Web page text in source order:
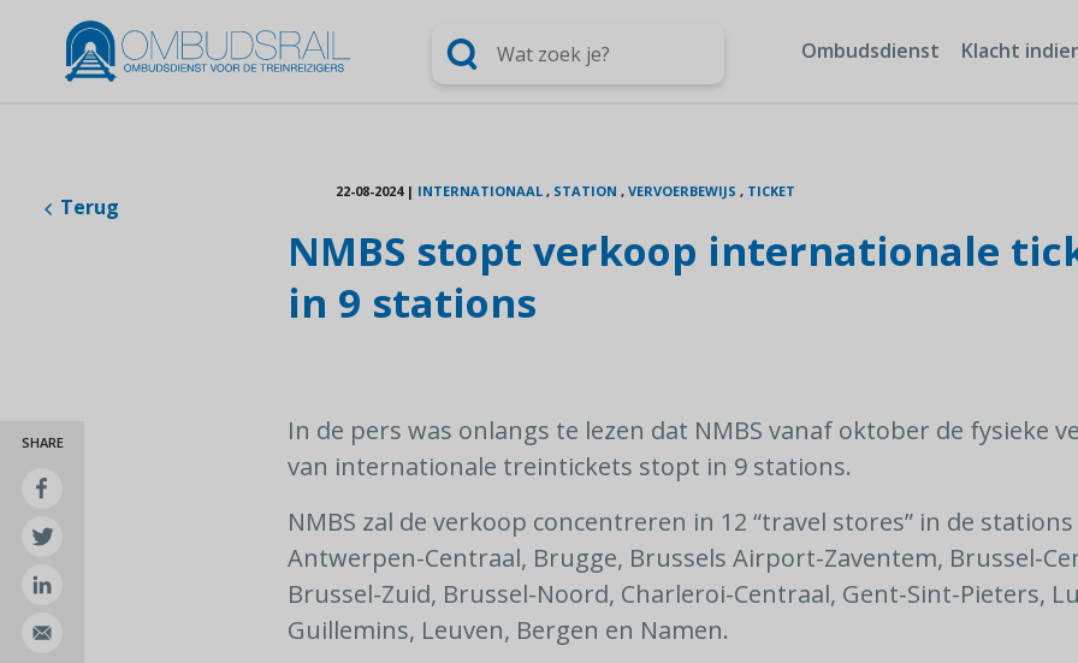
Zoeken Ombudsdienst Klacht
Terug
22-08-2024 | INTERNATIONAAL , STATION , VERVOERBEWIJS , TICKET
NMBS stopt verkoop internationale
in 9 stations
In de pers was onlangs te lezen dat NMBS vanaf oktober de fysieke
van internationale treintickets stopt in 9 stations.
NMBS zal de verkoop concentreren in 12 “travel stores” in de stations
Antwerpen-Centraal, Brugge, Brussels Airport-Zaventem, Brussel-
Brussel-Zuid, Brussel-Noord, Charleroi-Centraal, Gent-Sint-Pieters,
Guillemins, Leuven, Bergen en Namen.
SHARE